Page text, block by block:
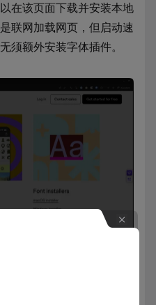
在该页面下载并安装本地
联网加载网页，但启动速
须额外安装字体插件。